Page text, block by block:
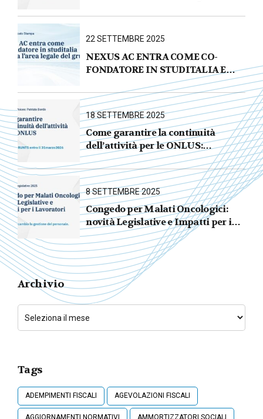
22 SETTEMBRE 2025
NEXUS AC ENTRA COME CO-
FONDATORE IN STUDITALIA E
AVVIA L’AREA LEGALE DEL
GRUPPO
18 SETTEMBRE 2025
Come garantire la continuità
dell’attività per le ONLUS :
iscrizione al RUNTS entro il
31 marzo 2026
8 SETTEMBRE 2025
Congedo per Malati Oncologici:
novità Legislative e Impatti per i
Lavoratori
Archivio
Tags
ADEMPIMENTI FISCALI AGEVOLAZIONI FISCALI
AGGIORNAMENTI NORMATIVI AMMORTIZZATORI SOCIALI